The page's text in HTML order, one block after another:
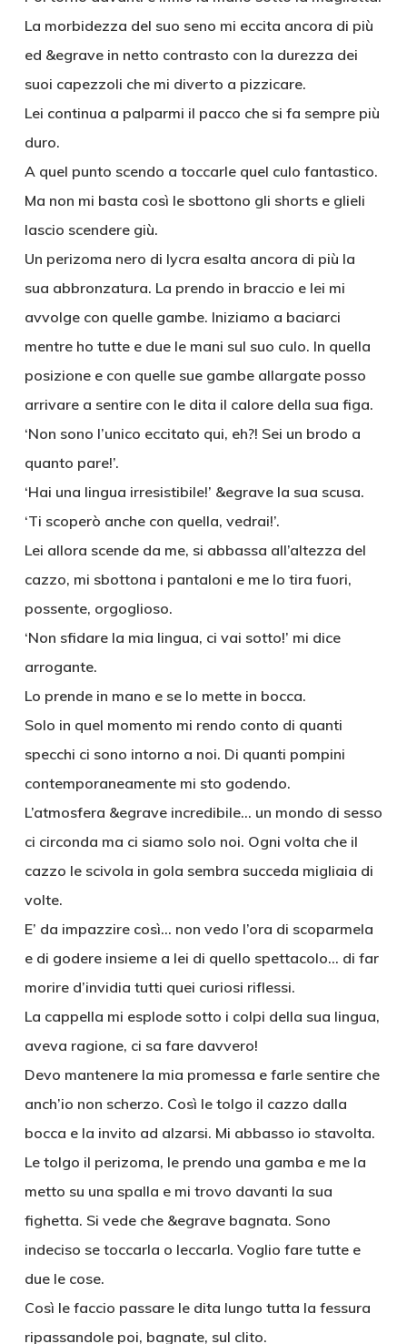
La morbidezza del suo seno mi eccita ancora di più
ed &egrave in netto contrasto con la durezza dei
suoi capezzoli che mi diverto a pizzicare.
Lei continua a palparmi il pacco che si fa sempre più
duro.
A quel punto scendo a toccarle quel culo fantastico.
Ma non mi basta così le sbottono gli shorts e glieli
lascio scendere giù.
Un perizoma nero di lycra esalta ancora di più la
sua abbronzatura. La prendo in braccio e lei mi
avvolge con quelle gambe. Iniziamo a baciarci
mentre ho tutte e due le mani sul suo culo. In quella
posizione e con quelle sue gambe allargate posso
arrivare a sentire con le dita il calore della sua figa.
‘Non sono l’unico eccitato qui, eh?! Sei un brodo a
quanto pare!’.
‘Hai una lingua irresistibile!’ &egrave la sua scusa.
‘Ti scoperò anche con quella, vedrai!’.
Lei allora scende da me, si abbassa all’altezza del
cazzo, mi sbottona i pantaloni e me lo tira fuori,
possente, orgoglioso.
‘Non sfidare la mia lingua, ci vai sotto!’ mi dice
arrogante.
Lo prende in mano e se lo mette in bocca.
Solo in quel momento mi rendo conto di quanti
specchi ci sono intorno a noi. Di quanti pompini
contemporaneamente mi sto godendo.
L’atmosfera &egrave incredibile… un mondo di sesso
ci circonda ma ci siamo solo noi. Ogni volta che il
cazzo le scivola in gola sembra succeda migliaia di
volte.
E’ da impazzire così… non vedo l’ora di scoparmela
e di godere insieme a lei di quello spettacolo… di far
morire d’invidia tutti quei curiosi riflessi.
La cappella mi esplode sotto i colpi della sua lingua,
aveva ragione, ci sa fare davvero!
Devo mantenere la mia promessa e farle sentire che
anch’io non scherzo. Così le tolgo il cazzo dalla
bocca e la invito ad alzarsi. Mi abbasso io stavolta.
Le tolgo il perizoma, le prendo una gamba e me la
metto su una spalla e mi trovo davanti la sua
fighetta. Si vede che &egrave bagnata. Sono
indeciso se toccarla o leccarla. Voglio fare tutte e
due le cose.
Così le faccio passare le dita lungo tutta la fessura
ripassandole poi, bagnate, sul clito.